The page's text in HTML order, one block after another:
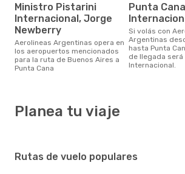
Ministro Pistarini
Internacional, Jorge
Newberry
Aerolineas Argentinas opera en
los aeropuertos mencionados
para la ruta de Buenos Aires a
Punta Cana
Punta Cana
Si volás con Aerolineas
Argentinas
hasta Punta
de llegada será
Internacional.
Planea tu viaje
Rutas de vuelo populares